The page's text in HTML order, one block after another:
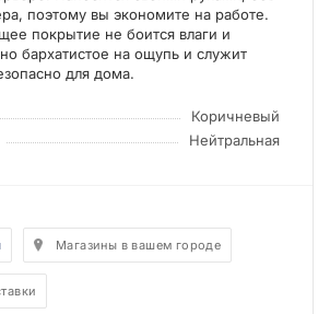
поэтому вы экономите на работе.
покрытие не боится влаги и
бархатистое на ощупь и служит
для дома.
Коричневый
Нейтральная
Магазины в вашем городе